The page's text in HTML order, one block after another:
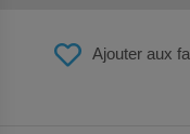
Ajouter aux